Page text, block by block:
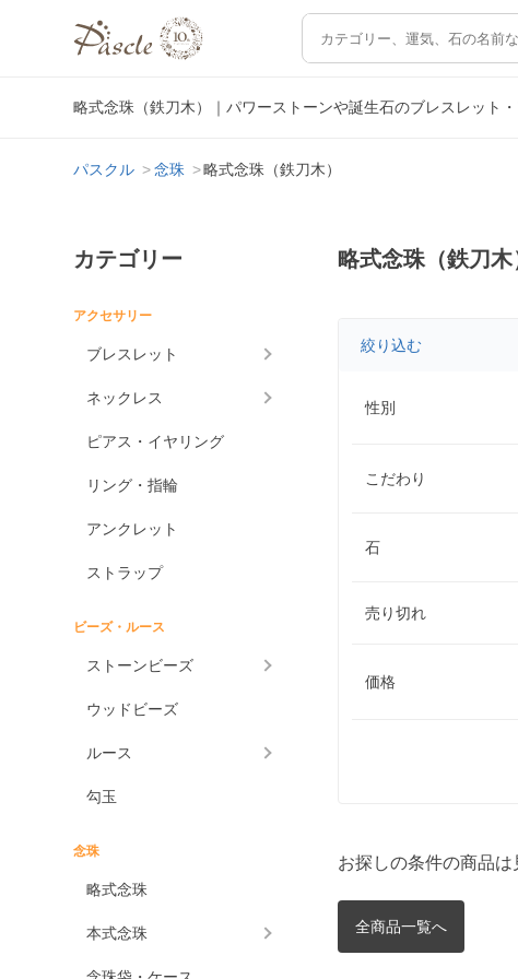
略式念珠（鉄刀木）｜パワーストーンや誕生石のブレスレット
パスクル 念珠 略式念珠（鉄刀木）
カテゴリー
アクセサリー
ブレスレット
ネックレス
ピアス・イヤリング
リング・指輪
アンクレット
ストラップ
ビーズ・ルース
ストーンビーズ
ウッドビーズ
ルース
勾玉
念珠
略式念珠
本式念珠
略式念珠（鉄刀木
絞り込む
性別
こだわり
石
売り切れ
価格
お探しの条件の商品は
全商品一覧へ